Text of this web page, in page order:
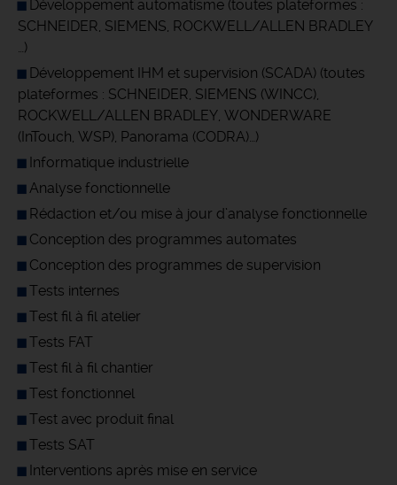
Développement automatisme (toutes plateformes :
SCHNEIDER, SIEMENS, ROCKWELL/ALLEN BRADLEY
…)
Développement IHM et supervision (SCADA) (toutes
plateformes : SCHNEIDER, SIEMENS (WINCC),
ROCKWELL/ALLEN BRADLEY, WONDERWARE
(InTouch, WSP), Panorama (CODRA)…)
Informatique industrielle
Analyse fonctionnelle
Rédaction et/ou mise à jour d’analyse fonctionnelle
Conception des programmes automates
Conception des programmes de supervision
Tests internes
Test fil à fil atelier
Tests FAT
Test fil à fil chantier
Test fonctionnel
Test avec produit final
Tests SAT
Interventions après mise en service